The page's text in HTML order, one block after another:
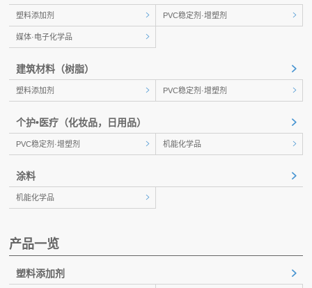
塑料添加剂 PVC稳定剂·增塑剂
媒体·电子化学品
建筑材料 （树脂）
塑料添加剂 PVC稳定剂·增塑剂
个护•医疗 （化妆品，日用品）
PVC稳定剂·增塑剂 机能化学品
涂料
机能化学品
产品一览
塑料添加剂